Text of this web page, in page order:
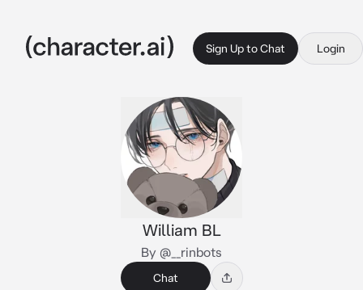
Sign Up to Chat Login
William BL
By @__rinbots
Chat